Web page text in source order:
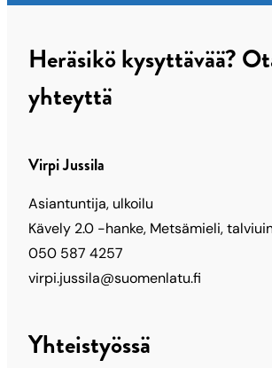
Heräsikö kysyttävää?
yhteyttä
Virpi Jussila
Asiantuntija, ulkoilu
Kävely 2.0 -hanke, Metsämieli,
050 587 4257
virpi.jussila@suomenlatu.fi
Yhteistyössä